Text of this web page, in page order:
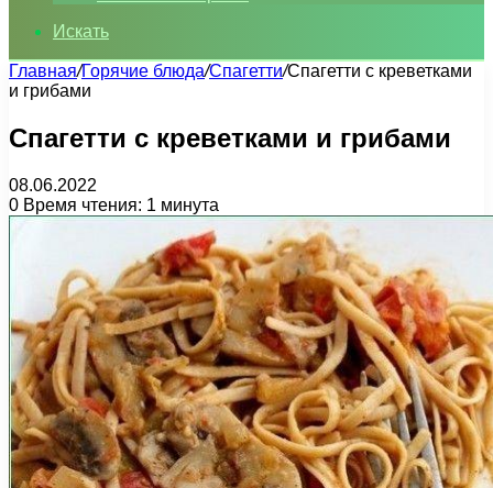
Искать
Главная/Горячие блюда/Спагетти/Спагетти с креветками
и грибами
Спагетти с креветками и грибами
08.06.2022
0 Время чтения: 1 минута